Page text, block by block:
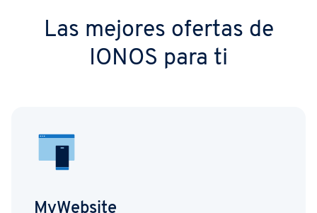
Las mejores ofertas de
IONOS para ti
MyWebsite